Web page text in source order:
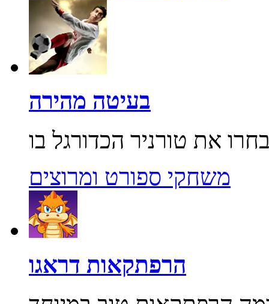
בעיטה מהירה
משחקי ספורט ומרוצים
הרפתקאות דראגו